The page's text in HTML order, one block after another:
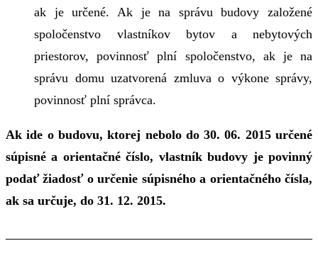
ak je určené. Ak je na správu budovy založené
spoločenstvo vlastníkov bytov a nebytových
priestorov, povinnosť plní spoločenstvo, ak je na
správu domu uzatvorená zmluva o výkone správy,
povinnosť plní správca.
Ak ide o budovu, ktorej nebolo do 30. 06. 2015 určené
súpisné a orientačné číslo, vlastník budovy je povinný
podať žiadosť o určenie súpisného a orientačného čísla,
ak sa určuje, do 31. 12. 2015.